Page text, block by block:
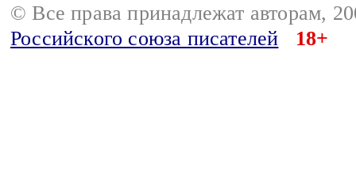
© Все права принадлежат авторам,
Российского союза писателей
18+